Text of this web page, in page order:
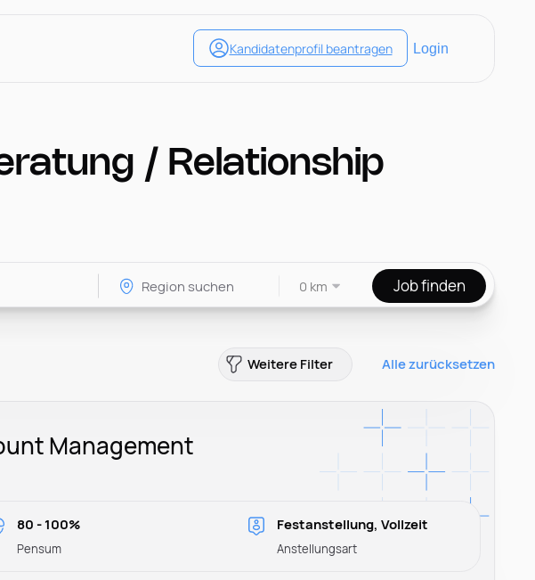
/ Relationship
0 km Job finden
Weitere Filter Alle zurücksetzen
Management
80 - 100%
Pensum
Festanstellung, Vollzeit
Anstellungsart